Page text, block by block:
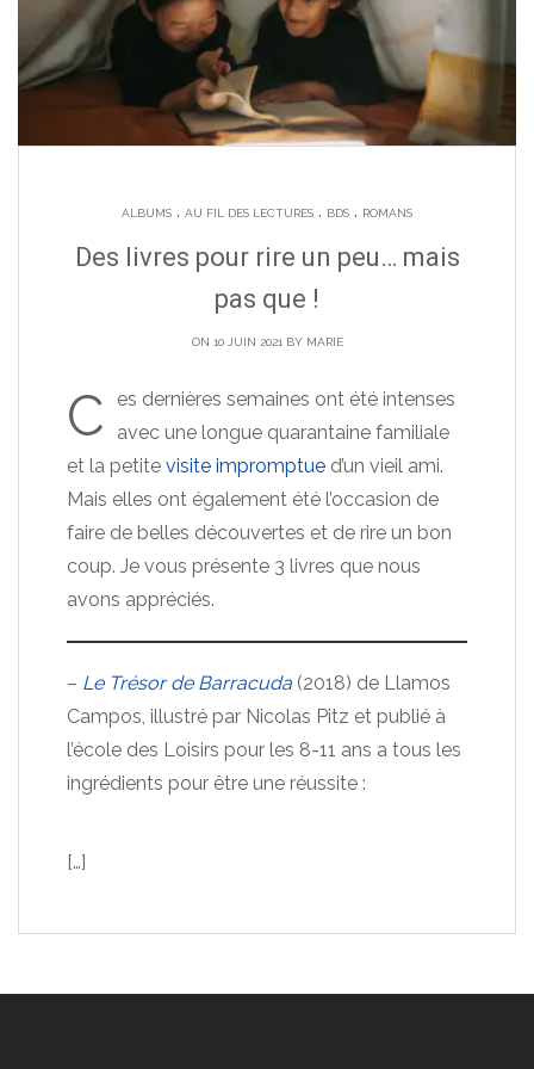
ALBUMS . AU FIL DES LECTURES . BDS . ROMANS
Des livres pour rire un peu… mais
pas que !
ON 10 JUIN 2021 BY MARIE
C
es dernières semaines ont été intenses
avec une longue quarantaine familiale
et la petite visite impromptue d’un vieil ami.
Mais elles ont également été l’occasion de
faire de belles découvertes et de rire un bon
coup. Je vous présente 3 livres que nous
avons appréciés.
– Le Trésor de Barracuda (2018) de Llamos
Campos, illustré par Nicolas Pitz et publié à
l’école des Loisirs pour les 8-11 ans a tous les
ingrédients pour être une réussite :
[…]